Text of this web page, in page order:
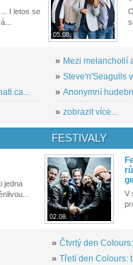
I letos se
05.08.
» Mezi melancholií
» Steve'n'Seagulls
» Anonymní
» zobrazit více...
jedna
FESTIVALY
02.08.
V
» Čtvrtý den
» Třetí den Colours: